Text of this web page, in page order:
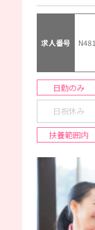
求人番号
日勤のみ
日祝休み
扶養範囲内